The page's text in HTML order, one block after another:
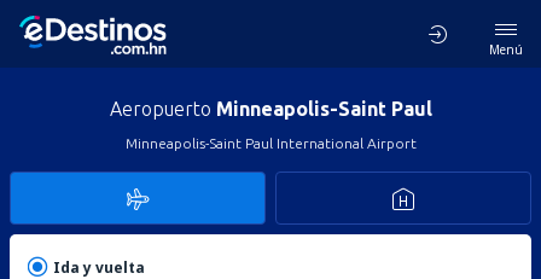
Menú
Aeropuerto Minneapolis-Saint Paul
Minneapolis-Saint Paul International Airport
Ida y vuelta